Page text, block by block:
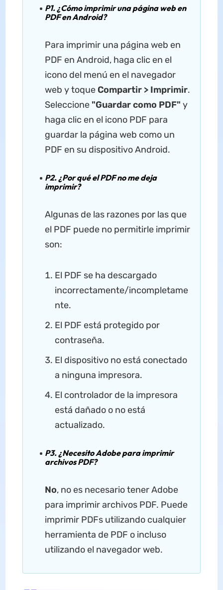
P1. ¿Cómo imprimir una página web en
PDF en Android?
Para imprimir una página web en
PDF en Android, haga clic en el
icono del menú en el navegador
web y toque Compartir > Imprimir.
Seleccione "Guardar como PDF" y
haga clic en el icono PDF para
guardar la página web como un
PDF en su dispositivo Android.
P2. ¿Por qué el PDF no me deja
imprimir?
Algunas de las razones por las que
el PDF puede no permitirle imprimir
son:
El PDF se ha descargado
incorrectamente/incompletame
nte.
El PDF está protegido por
contraseña.
El dispositivo no está conectado
a ninguna impresora.
El controlador de la impresora
está dañado o no está
actualizado.
P3. ¿Necesito Adobe para imprimir
archivos PDF?
No, no es necesario tener Adobe
para imprimir archivos PDF. Puede
imprimir PDFs utilizando cualquier
herramienta de PDF o incluso
utilizando el navegador web.